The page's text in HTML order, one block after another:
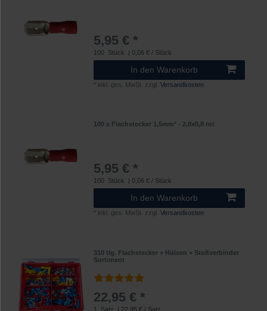
5,95 € *
100 Stück | 0,06 € / Stück
In den Warenkorb
* inkl. ges. MwSt. zzgl.Versandkosten
100 x Flachstecker 1,5mm² - 2,8x0,8 rot
5,95 € *
100 Stück | 0,06 € / Stück
In den Warenkorb
* inkl. ges. MwSt. zzgl.Versandkosten
310 tlg. Flachstecker + Hülsen + Stoßverbinder
Sortiment
22,95 € *
1 Satz | 22,95 € / Satz